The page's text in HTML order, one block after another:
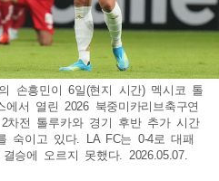
손흥민이 6일(현지 시간) 멕시코 톨
서 열린 2026 북중미카리브축구연
차전 톨루카와 경기 후반 추가 시간
숙이고 있다. LA FC는 0-4로 대패
승에 오르지 못했다. 2026.05.07.